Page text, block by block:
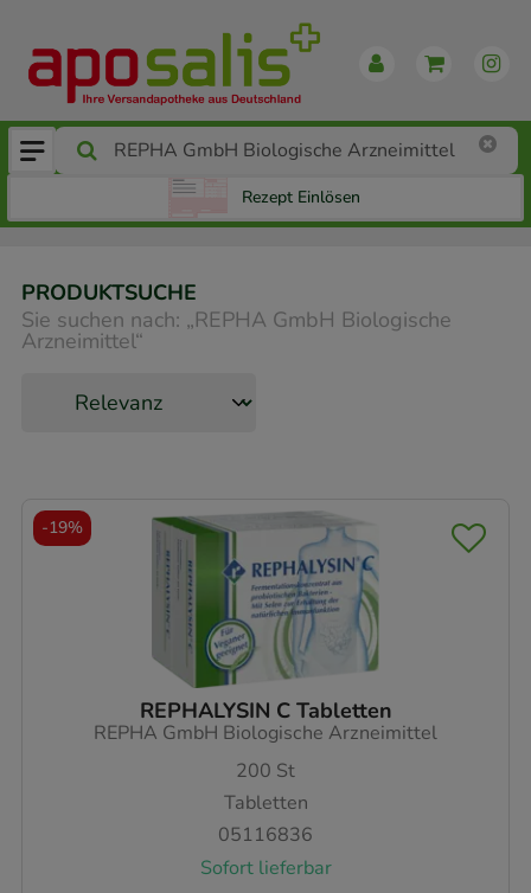
Rezept Einlösen
PRODUKTSUCHE
Sie suchen nach: „REPHA GmbH Biologische
Arzneimittel“
REPHALYSIN C Tabletten
REPHA GmbH Biologische Arzneimittel
200 St
Tabletten
05116836
Sofort lieferbar
-19%